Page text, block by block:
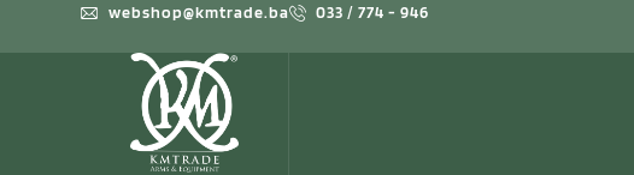
webshop@kmtrade.ba 033 / 774 - 946